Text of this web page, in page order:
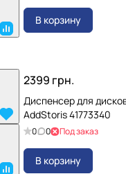
В корзину
2399 грн.
Диспенсер для
AddStoris 41773340
0 0 Под заказ
В корзину